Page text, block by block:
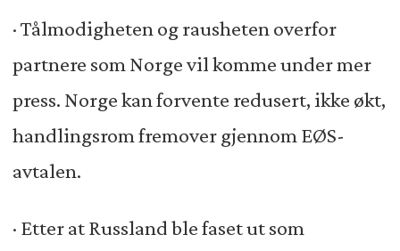
· Tålmodigheten og rausheten overfor
partnere som Norge vil komme under mer
press. Norge kan forvente redusert, ikke økt,
handlingsrom fremover gjennom EØS-
avtalen.
· Etter at Russland ble faset ut som